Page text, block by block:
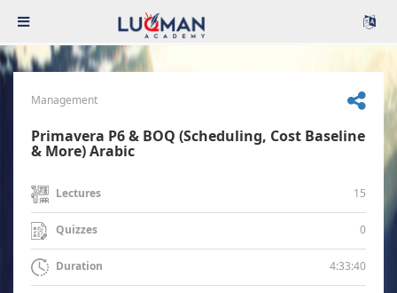
Management
Primavera P6 & BOQ (Scheduling, Cost Baseline
& More) Arabic
Lectures 15
Quizzes 0
Duration 4:33:40